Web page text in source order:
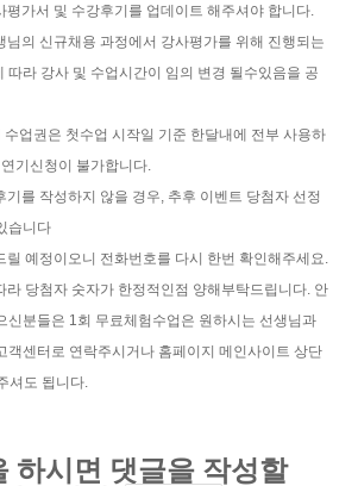
평가서 및 수강후기를 업데이트 해주셔야 합니다.
님의 신규채용 과정에서 강사평가를 위해 진행되는
따라 강사 및 수업시간이 임의 변경 될수있음을 공
업권은 첫수업 시작일 기준 한달내에 전부 사용하
기신청이 불가합니다.
기를 작성하지 않을 경우, 추후 이벤트 당첨자 선정
습니다
릴 예정이오니 전화번호를 다시 한번 확인해주세요.
라 당첨자 숫자가 한정적인점 양해부탁드립니다. 안
신분들은 1회 무료체험수업은 원하시는 선생님과
객센터로 연락주시거나 홈페이지 메인사이트 상단
셔도 됩니다.